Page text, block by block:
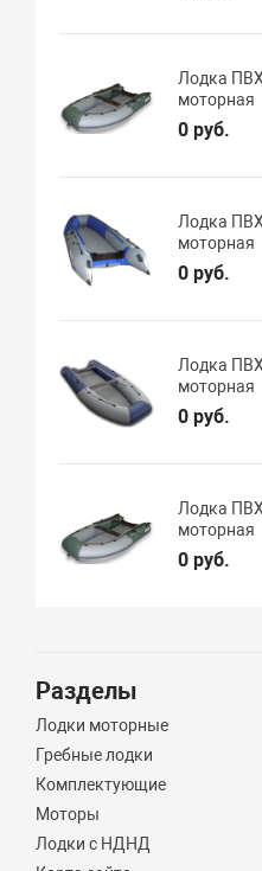
Лодка
моторная
0 руб.
Лодка
моторная
0 руб.
Лодка
моторная
0 руб.
Лодка
моторная
0 руб.
Разделы
Лодки моторные
Гребные лодки
Комплектующие
Моторы
Лодки с НДНД